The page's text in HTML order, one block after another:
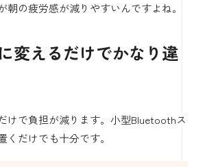
朝の疲労感が減りやすいんですよね。
変えるだけでかなり違
けで負担が減ります。小型Bluetoothス
くだけでも十分です。